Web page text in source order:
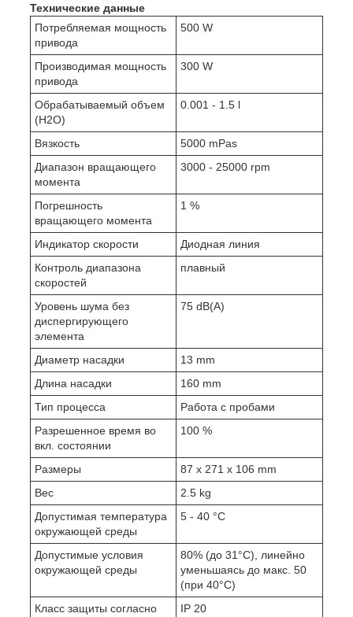
Технические данные
Потребляемая мощность
привода
500 W
Производимая мощность
привода
300 W
Обрабатываемый объем
(H2O)
0.001 - 1.5 l
Вязкость
5000 mPas
Диапазон вращающего
момента
3000 - 25000 rpm
Погрешность
вращающего момента
1 %
Индикатор скорости
Диодная линия
Контроль диапазона
скоростей
плавный
Уровень шума без
диспергирующего
элемента
75 dB(A)
Диаметр насадки
13 mm
Длина насадки
160 mm
Тип процесса
Работа с пробами
Разрешенное время во
вкл. состоянии
100 %
Размеры
87 x 271 x 106 mm
Вес
2.5 kg
Допустимая температура
окружающей среды
5 - 40 °C
Допустимые условия
окружающей среды
80% (до 31°C), линейно
уменьшаясь до макс. 50
(при 40°C)
Класс защиты согласно
IP 20